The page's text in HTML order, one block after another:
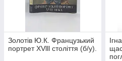
Золотів Ю.К. Французький
портрет XVlll століття (б/у).